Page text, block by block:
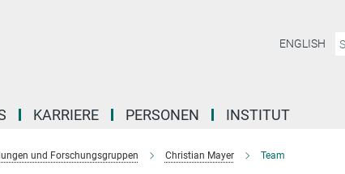
ENGLISH
KARRIERE PERSONEN INSTITUT
und Forschungsgruppen Christian Mayer Team